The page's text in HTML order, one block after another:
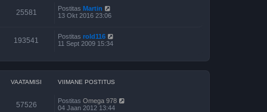
25581 Postitas Martin
13 Okt 2016 23:06
193541 Postitas rold116
11 Sept 2009 15:34
VAATAMISI VIIMANE POSTITUS
57526 Postitas Omega 978
04 Jaan 2012 13:44